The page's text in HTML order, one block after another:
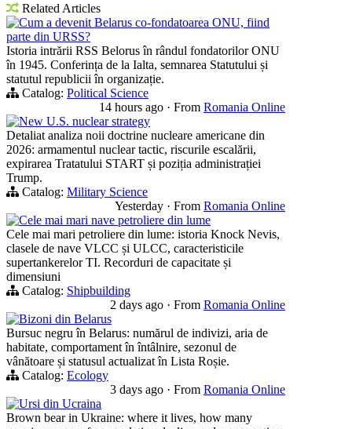
Related Articles
Cum a devenit Belarus co-fondatoarea ONU, fiind
parte din URSS?
Istoria intrării RSS Belorus în rândul fondatorilor ONU
în 1945. Conferința de la Ialta, semnarea Statutului și
statutul republicii în organizație.
Catalog: Political Science
14 hours ago · From Romania Online
New U.S. nuclear strategy
Detaliat analiza noii doctrine nucleare americane din
2026: armamentul nuclear tactic, riscurile escalării,
expirarea Tratatului START și poziția administrației
Trump.
Catalog: Military Science
Yesterday · From Romania Online
Cele mai mari nave petroliere din lume
Cele mai mari petroliere din lume: istoria Knock Nevis,
clasele de nave VLCC și ULCC, caracteristicile
supertankerelor TI. Recorduri de capacitate și
dimensiuni
Catalog: Shipbuilding
2 days ago · From Romania Online
Bizoni din Belarus
Bursuc negru în Belarus: numărul de indivizi, aria de
habitate, comportament în întâlnire, sezonul de
vânătoare și statusul actualizat în Lista Roșie.
Catalog: Ecology
3 days ago · From Romania Online
Ursi din Ucraina
Brown bear in Ukraine: where it lives, how many